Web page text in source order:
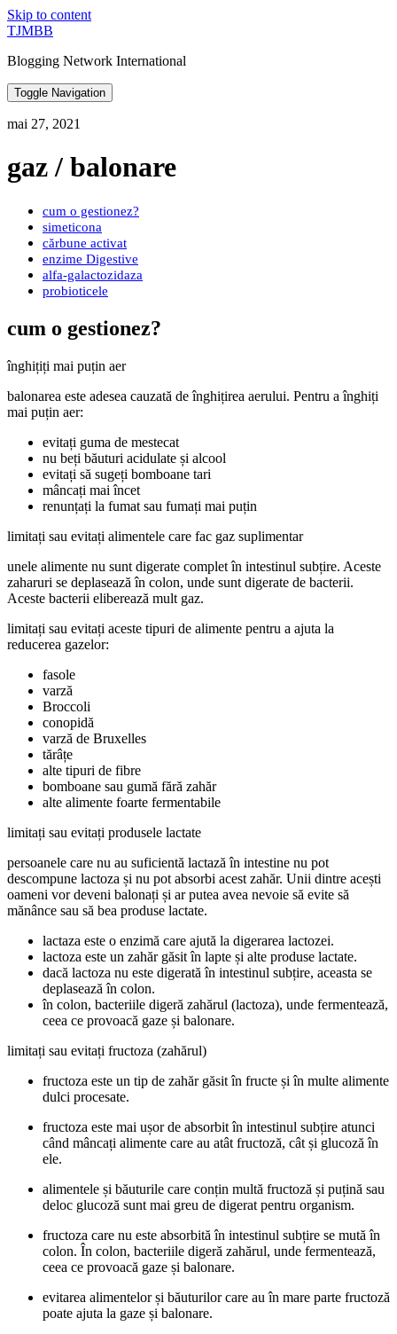
Skip to content
TJMBB
Blogging Network International
Toggle Navigation
mai 27, 2021
gaz / balonare
cum o gestionez?
simeticona
cărbune activat
enzime Digestive
alfa-galactozidaza
probioticele
cum o gestionez?
înghițiți mai puțin aer
balonarea este adesea cauzată de înghițirea aerului. Pentru a înghiți
mai puțin aer:
evitați guma de mestecat
nu beți băuturi acidulate și alcool
evitați să sugeți bomboane tari
mâncați mai încet
renunțați la fumat sau fumați mai puțin
limitați sau evitați alimentele care fac gaz suplimentar
unele alimente nu sunt digerate complet în intestinul subțire. Aceste
zaharuri se deplasează în colon, unde sunt digerate de bacterii.
Aceste bacterii eliberează mult gaz.
limitați sau evitați aceste tipuri de alimente pentru a ajuta la
reducerea gazelor:
fasole
varză
Broccoli
conopidă
varză de Bruxelles
tărâțe
alte tipuri de fibre
bomboane sau gumă fără zahăr
alte alimente foarte fermentabile
limitați sau evitați produsele lactate
persoanele care nu au suficientă lactază în intestine nu pot
descompune lactoza și nu pot absorbi acest zahăr. Unii dintre acești
oameni vor deveni balonați și ar putea avea nevoie să evite să
mănânce sau să bea produse lactate.
lactaza este o enzimă care ajută la digerarea lactozei.
lactoza este un zahăr găsit în lapte și alte produse lactate.
dacă lactoza nu este digerată în intestinul subțire, aceasta se
deplasează în colon.
în colon, bacteriile digeră zahărul (lactoza), unde fermentează,
ceea ce provoacă gaze și balonare.
limitați sau evitați fructoza (zahărul)
fructoza este un tip de zahăr găsit în fructe și în multe alimente
dulci procesate.
fructoza este mai ușor de absorbit în intestinul subțire atunci
când mâncați alimente care au atât fructoză, cât și glucoză în
ele.
alimentele și băuturile care conțin multă fructoză și puțină sau
deloc glucoză sunt mai greu de digerat pentru organism.
fructoza care nu este absorbită în intestinul subțire se mută în
colon. În colon, bacteriile digeră zahărul, unde fermentează,
ceea ce provoacă gaze și balonare.
evitarea alimentelor și băuturilor care au în mare parte fructoză
poate ajuta la gaze și balonare.